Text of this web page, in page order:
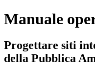
Manuale
Progettare siti
della Pubblica